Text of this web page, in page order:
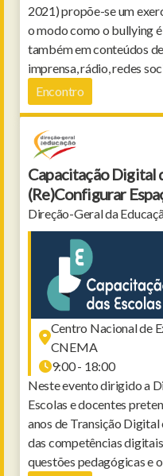
2021) propõe-se um
o modo como o bullying
também em conteúdos
imprensa, rádio, redes
Encontro
Capacitação Digital
(Re)Configurar
Direção-Geral da
Centro Nacional de
CNEMA
9:00 - 18:00
Neste evento dirigido a
Escolas e docentes
anos de Transição
das competências
questões pedagógicas e